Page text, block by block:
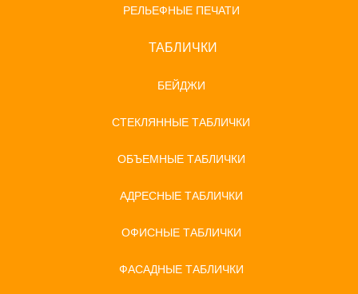
РЕЛЬЕФНЫЕ ПЕЧАТИ
ТАБЛИЧКИ
БЕЙДЖИ
СТЕКЛЯННЫЕ ТАБЛИЧКИ
ОБЪЕМНЫЕ ТАБЛИЧКИ
АДРЕСНЫЕ ТАБЛИЧКИ
ОФИСНЫЕ ТАБЛИЧКИ
ФАСАДНЫЕ ТАБЛИЧКИ